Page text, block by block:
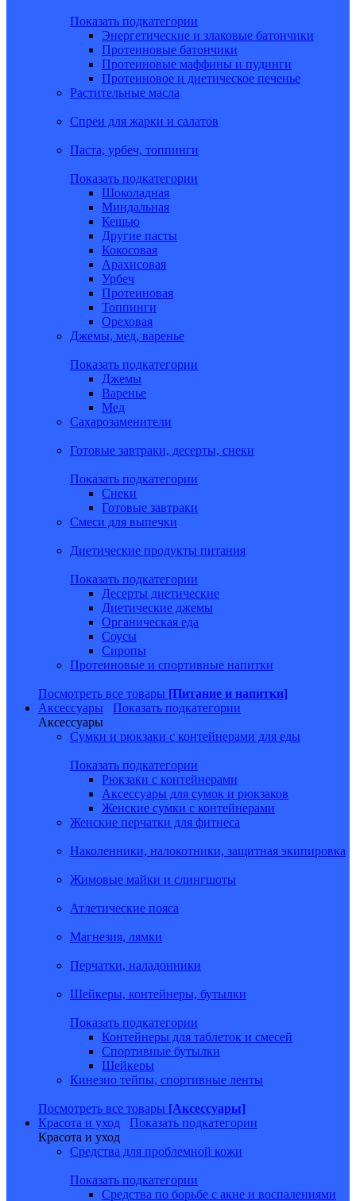
Показать подкатегории
Энергетические и злаковые батончики
Протеиновые батончики
Протеиновые маффины и пудинги
Протеиновое и диетическое печенье
Растительные масла
Спреи для жарки и салатов
Паста, урбеч, топпинги
Показать подкатегории
Шоколадная
Миндальная
Кешью
Другие пасты
Кокосовая
Арахисовая
Урбеч
Протеиновая
Топпинги
Ореховая
Джемы, мед, варенье
Показать подкатегории
Джемы
Варенье
Мед
Сахарозаменители
Готовые завтраки, десерты, снеки
Показать подкатегории
Снеки
Готовые завтраки
Смеси для выпечки
Диетические продукты питания
Показать подкатегории
Десерты диетические
Диетические джемы
Органическая еда
Соусы
Сиропы
Протеиновые и спортивные напитки
Посмотреть все товары [Питание и напитки]
Аксессуары
Показать подкатегории
Аксессуары
Сумки и рюкзаки с контейнерами для еды
Показать подкатегории
Рюкзаки с контейнерами
Аксессуары для сумок и рюкзаков
Женские сумки с контейнерами
Женские перчатки для фитнеса
Наколенники, налокотники, защитная экипировка
Жимовые майки и слингшоты
Атлетические пояса
Магнезия, лямки
Перчатки, наладонники
Шейкеры, контейнеры, бутылки
Показать подкатегории
Контейнеры для таблеток и смесей
Спортивные бутылки
Шейкеры
Кинезио тейпы, спортивные ленты
Посмотреть все товары [Аксессуары]
Красота и уход
Показать подкатегории
Красота и уход
Средства для проблемной кожи
Показать подкатегории
Средства по борьбе с акне и воспалениями